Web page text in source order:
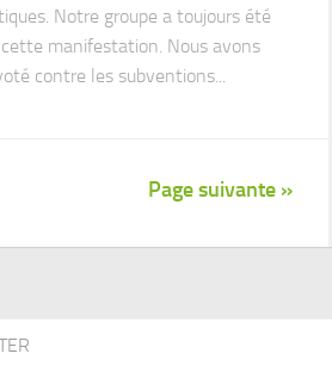
Notre groupe a toujours été
cette manifestation. Nous avons
contre les subventions...
Page suivante »